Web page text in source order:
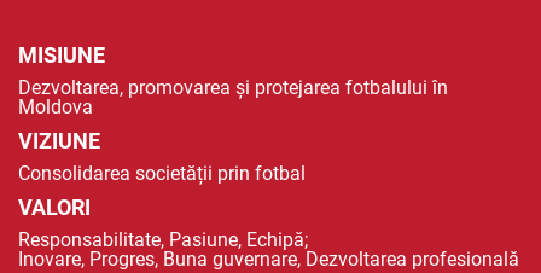
MISIUNE
Dezvoltarea, promovarea și protejarea fotbalului în
Moldova
VIZIUNE
Consolidarea societății prin fotbal
VALORI
Responsabilitate, Pasiune, Echipă;
Inovare, Progres, Buna guvernare, Dezvoltarea profesională